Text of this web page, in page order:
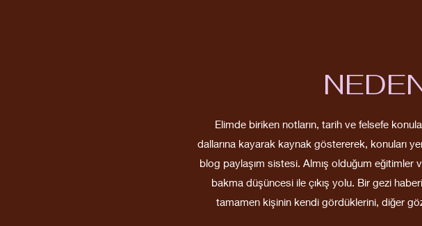
Elimde biriken notların, tarih ve felsefe
dallarına kayarak kaynak göstererek, konuları
blog paylaşım sistesi. Almış olduğum eğitimler
bakma düşüncesi ile çıkış yolu. Bir gezi
tamamen kişinin kendi gördüklerini, diğer